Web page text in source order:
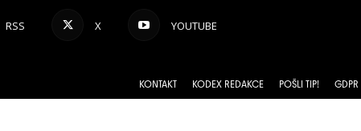
RSS X YOUTUBE
KONTAKT KODEX REDAKCE POŠLI TIP! GDPR